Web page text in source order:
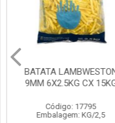
BATATA LAMBWESTON
9MM 6X2.5KG CX 15KG
Código: 17795
Embalagem: KG/2,5